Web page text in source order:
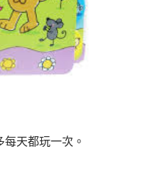
天都玩一次。